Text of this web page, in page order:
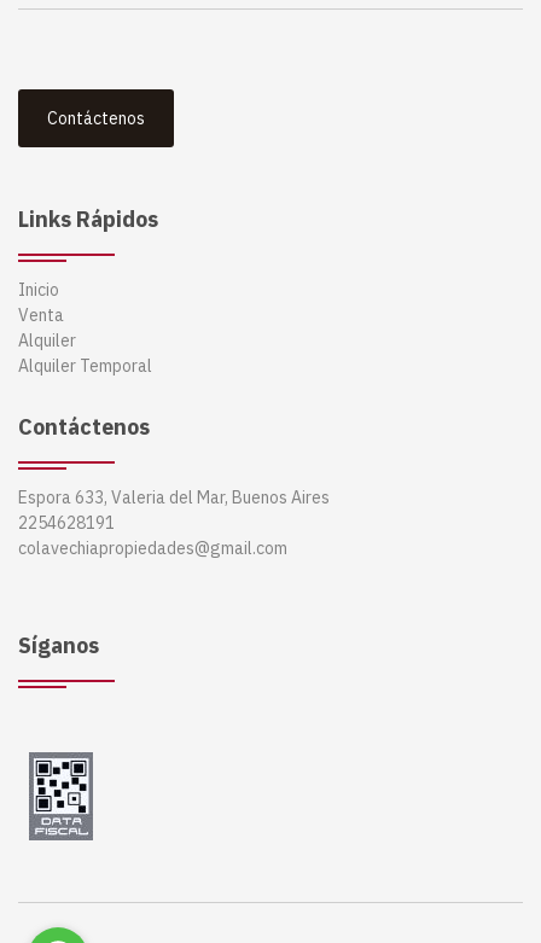
Contáctenos
Links Rápidos
Inicio
Venta
Alquiler
Alquiler Temporal
Contáctenos
Espora 633, Valeria del Mar, Buenos Aires
2254628191
colavechiapropiedades@gmail.com
Síganos